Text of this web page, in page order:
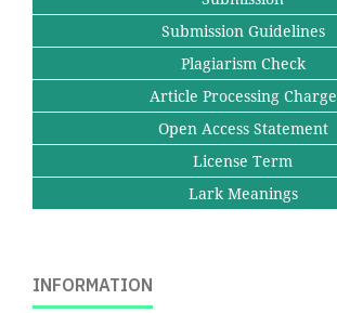
Submission Guidelines
Plagiarism Check
Article Processing Charge
Open Access Statement
License Term
Lark Meanings
INFORMATION